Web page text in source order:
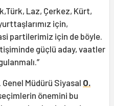
Laz, Çerkez, Kürt,
için,
partilerimiz için de böyle.
güçlü aday, vaatler
Genel Müdürü Siyasal O.
önemini bu